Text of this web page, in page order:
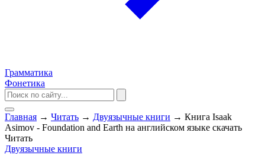
Грамматика
Фонетика
Главная → Читать → Двуязычные книги → Книга Isaak
Asimov - Foundation and Earth на английском языке скачать
Читать
Двуязычные книги